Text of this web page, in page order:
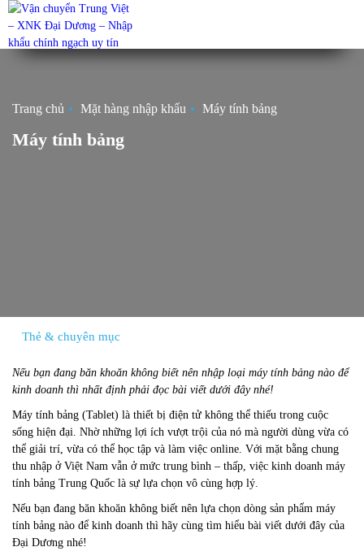
Trang chủ Mặt hàng nhập khẩu Máy tính bảng
Máy tính bảng
Thẻ & chuyên mục
Nếu bạn đang băn khoăn không biết nên nhập loại máy tính bảng nào để
kinh doanh thì nhất định phải đọc bài viết dưới đây nhé!
Máy tính bảng (Tablet) là thiết bị điện tử không thể thiếu trong cuộc
sống hiện đại. Nhờ những lợi ích vượt trội của nó mà người dùng vừa có
thể giải trí, vừa có thể học tập và làm việc online. Với mặt bằng chung
thu nhập ở Việt Nam vẫn ở mức trung bình – thấp, việc kinh doanh máy
tính bảng Trung Quốc là sự lựa chọn vô cùng hợp lý.
Nếu bạn đang băn khoăn không biết nên lựa chọn dòng sản phẩm máy
tính bảng nào để kinh doanh thì hãy cùng tìm hiểu bài viết dưới đây của
Đại Dương nhé!